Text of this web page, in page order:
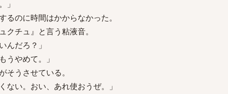
」
るのに時間はかからなかった。
クチュ』と言う粘液音。
んだろ？」
うやめて。」
そうさせている。
ない。おい、あれ使おうぜ。」